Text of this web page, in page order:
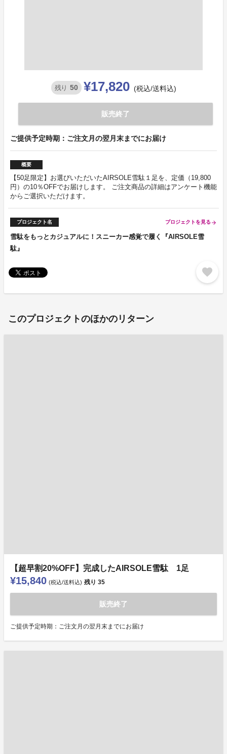
残り 50 ¥17,820 (税込/送料込)
販売終了
ご提供予定時期：ご注文月の翌月末までにお届け
概要
【50足限定】お選びいただいたAIRSOLE雪駄１足を、定価（19,800
円）の10％OFFでお届けします。 ご注文商品の詳細はアンケート機能
からご選択いただけます。
プロジェクト名 プロジェクトを見る arrow_forward
雪駄をもっとカジュアルに！スニーカー感覚で履く『AIRSOLE雪
駄』
favorite
このプロジェクトのほかのリターン
【超早割20%OFF】完成したAIRSOLE雪駄 1足
¥15,840 (税込/送料込) 残り 35
販売終了
ご提供予定時期：ご注文月の翌月末までにお届け